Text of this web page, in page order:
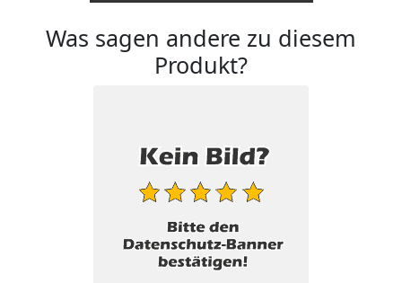
Was sagen andere zu diesem
Produkt?